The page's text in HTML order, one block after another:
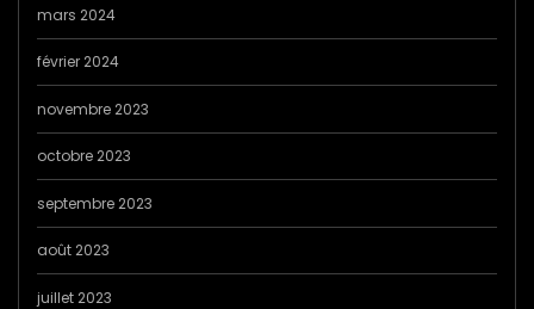
mars 2024
février 2024
novembre 2023
octobre 2023
septembre 2023
août 2023
juillet 2023